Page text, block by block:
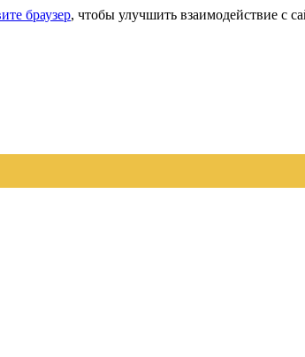
браузер, чтобы улучшить взаимодействие с